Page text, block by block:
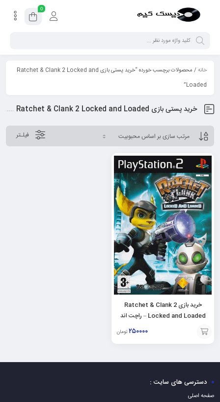
0
خانه
/ محصولات برچسب خورده “خرید پستی بازی Ratchet & Clank 2 Locked and
Loaded”
خرید پستی بازی Ratchet & Clank 2 Locked and Loaded
فیلـتر
خرید بازی Ratchet & Clank 2
Locked and Loaded – راچت اند
۲۵۰۰۰۰ تومان
افزودن
به
دسترسی های سایت :
صفحه اصلی